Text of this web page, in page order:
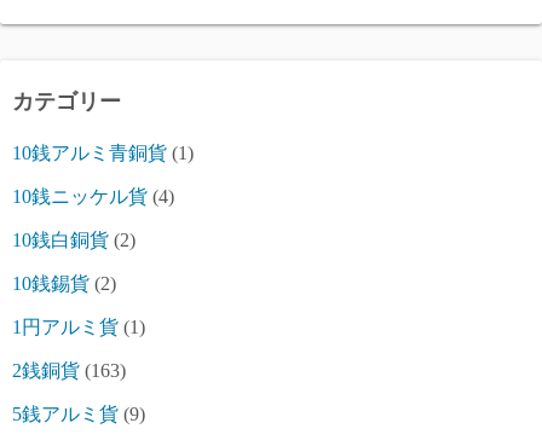
カテゴリー
10銭アルミ青銅貨 (1)
10銭ニッケル貨 (4)
10銭白銅貨 (2)
10銭錫貨 (2)
1円アルミ貨 (1)
2銭銅貨 (163)
5銭アルミ貨 (9)